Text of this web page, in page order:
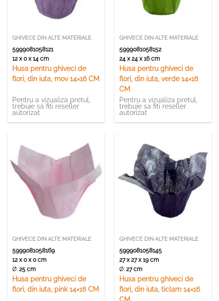
GHIVECE DIN ALTE MATERIALE
5999081058121
12 x 0 x 14 cm
Husa pentru ghiveci de
flori, din iuta, mov 14×16 CM
Pentru a vizualiza pretul,
trebuie sa fiti reseller
autorizat
GHIVECE DIN ALTE MATERIALE
5999081058152
24 x 24 x 16 cm
Husa pentru ghiveci de
flori, din iuta, verde 14×16
CM
Pentru a vizualiza pretul,
trebuie sa fiti reseller
autorizat
GHIVECE DIN ALTE MATERIALE
5999081058169
12 x 0 x 0 cm
Ø:25 cm
Husa pentru ghiveci de
flori, din iuta, pink 14×16 CM
GHIVECE DIN ALTE MATERIALE
5999081058145
27 x 27 x 19 cm
Ø:27 cm
Husa pentru ghiveci de
flori, din iuta, ticlam 14×16